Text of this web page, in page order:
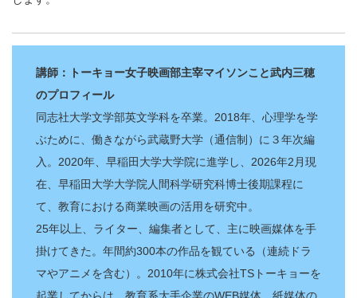
講師：トーキョー女子映画部主宰マイソンこと武内三穂
のプロフィール
同志社大学文学部英文学科を卒業。2018年、心理学を学
ぶために、働きながら武蔵野大学（通信制）に３年次編
入。2020年、早稲田大学大学院に進学し、2026年2月現
在、早稲田大学大学院人間科学研究科博士後期課程に
て、教育における商業映画の活用を研究中。
25年以上、ライター、編集者として、主に映画媒体を手
掛けてきた。年間約300本の作品を観ている（連続ドラ
マやアニメを含む）。2010年に株式会社TSトーキョーを
起業してからは、教育系大手企業のWEB媒体、紙媒体の